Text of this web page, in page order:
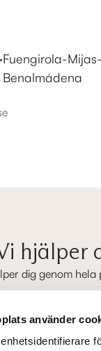
använder
·Fuengirola-Mijas-
Benalmádena
hjälper
dig genom